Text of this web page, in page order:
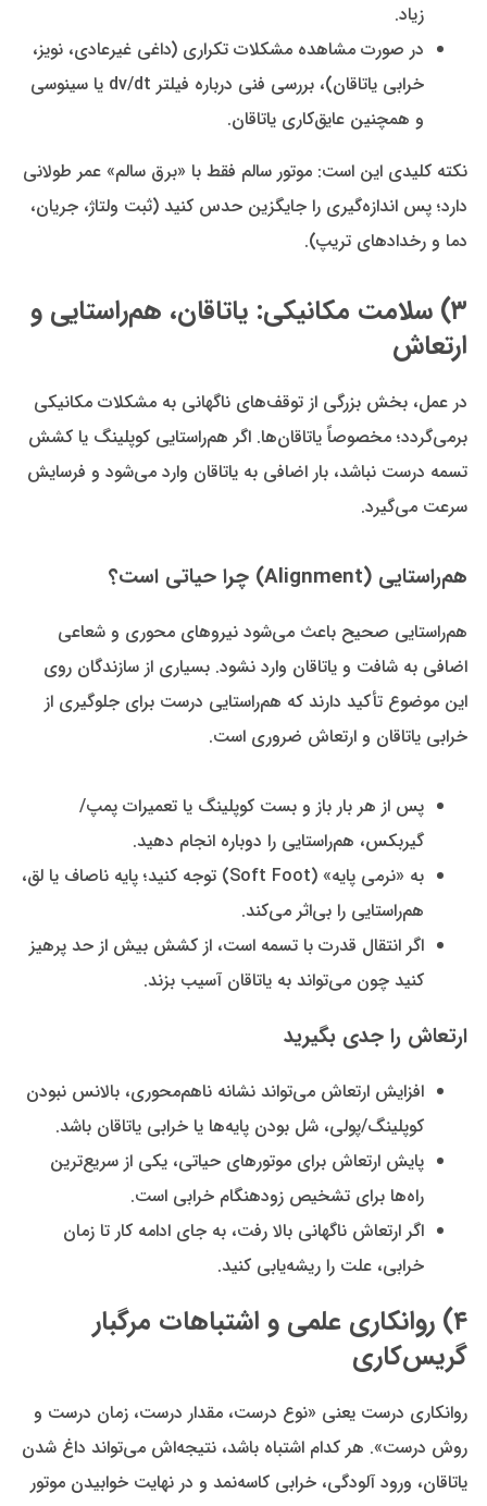
زیاد.
در صورت مشاهده مشکلات تکراری (داغی غیرعادی، نویز،
خرابی یاتاقان)، بررسی فنی درباره فیلتر dv/dt یا سینوسی
و همچنین عایق‌کاری یاتاقان.
نکته کلیدی این است: موتور سالم فقط با «برق سالم» عمر طولانی
دارد؛ پس اندازه‌گیری را جایگزین حدس کنید (ثبت ولتاژ، جریان،
دما و رخدادهای تریپ).
۳) سلامت مکانیکی: یاتاقان، هم‌راستایی و
ارتعاش
در عمل، بخش بزرگی از توقف‌های ناگهانی به مشکلات مکانیکی
برمی‌گردد؛ مخصوصاً یاتاقان‌ها. اگر هم‌راستایی کوپلینگ یا کشش
تسمه درست نباشد، بار اضافی به یاتاقان وارد می‌شود و فرسایش
سرعت می‌گیرد.
هم‌راستایی (Alignment) چرا حیاتی است؟
هم‌راستایی صحیح باعث می‌شود نیروهای محوری و شعاعی
اضافی به شافت و یاتاقان وارد نشود. بسیاری از سازندگان روی
این موضوع تأکید دارند که هم‌راستایی درست برای جلوگیری از
خرابی یاتاقان و ارتعاش ضروری است.
پس از هر بار باز و بست کوپلینگ یا تعمیرات پمپ/
گیربکس، هم‌راستایی را دوباره انجام دهید.
به «نرمی پایه» (Soft Foot) توجه کنید؛ پایه ناصاف یا لق،
هم‌راستایی را بی‌اثر می‌کند.
اگر انتقال قدرت با تسمه است، از کشش بیش از حد پرهیز
کنید چون می‌تواند به یاتاقان آسیب بزند.
ارتعاش را جدی بگیرید
افزایش ارتعاش می‌تواند نشانه ناهم‌محوری، بالانس نبودن
کوپلینگ/پولی، شل بودن پایه‌ها یا خرابی یاتاقان باشد.
پایش ارتعاش برای موتورهای حیاتی، یکی از سریع‌ترین
راه‌ها برای تشخیص زودهنگام خرابی است.
اگر ارتعاش ناگهانی بالا رفت، به جای ادامه کار تا زمان
خرابی، علت را ریشه‌یابی کنید.
۴) روانکاری علمی و اشتباهات مرگبار
گریس‌کاری
روانکاری درست یعنی «نوع درست، مقدار درست، زمان درست و
روش درست». هر کدام اشتباه باشد، نتیجه‌اش می‌تواند داغ شدن
یاتاقان، ورود آلودگی، خرابی کاسه‌نمد و در نهایت خوابیدن موتور